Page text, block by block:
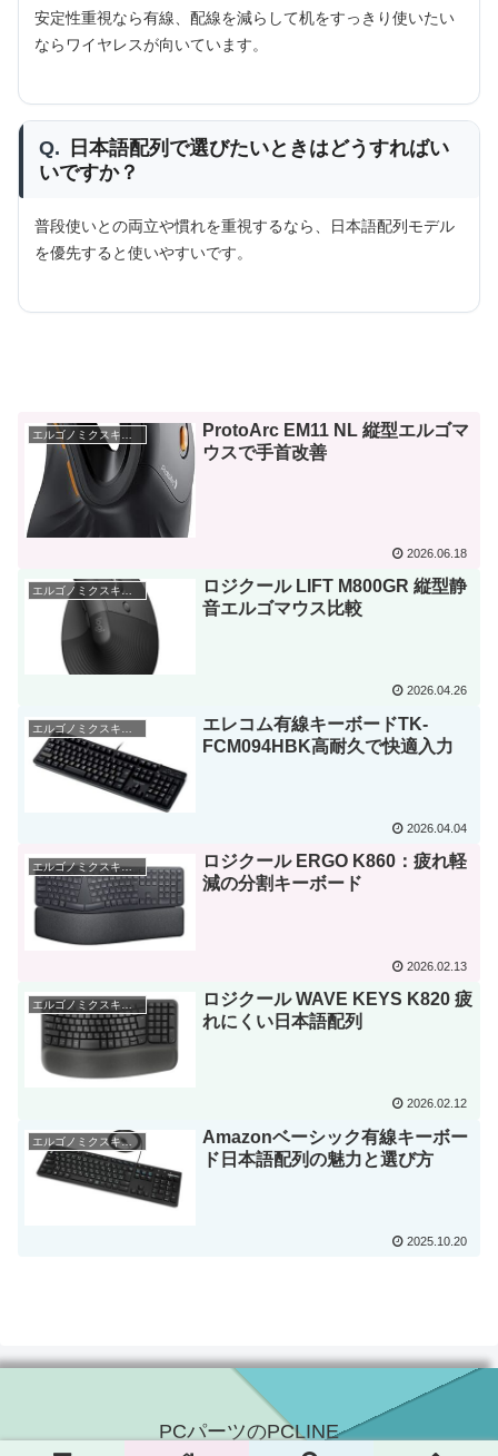
安定性重視なら有線、配線を減らして机をすっきり使いたい
ならワイヤレスが向いています。
Q.
日本語配列で選びたいときはどうすればい
いですか？
普段使いとの両立や慣れを重視するなら、日本語配列モデル
を優先すると使いやすいです。
ProtoArc EM11 NL 縦型エルゴマ
ウスで手首改善
2026.06.18
エルゴノミクスキーボード
ロジクール LIFT M800GR 縦型静
音エルゴマウス比較
2026.04.26
エレコム有線キーボードTK-
FCM094HBK高耐久で快適入力
2026.04.04
エルゴノミクスキーボード
ロジクール ERGO K860：疲れ軽
減の分割キーボード
2026.02.13
ロジクール WAVE KEYS K820 疲
れにくい日本語配列
2026.02.12
エルゴノミクスキーボード
Amazonベーシック有線キーボー
ド日本語配列の魅力と選び方
2025.10.20
PCパーツのPCLINE